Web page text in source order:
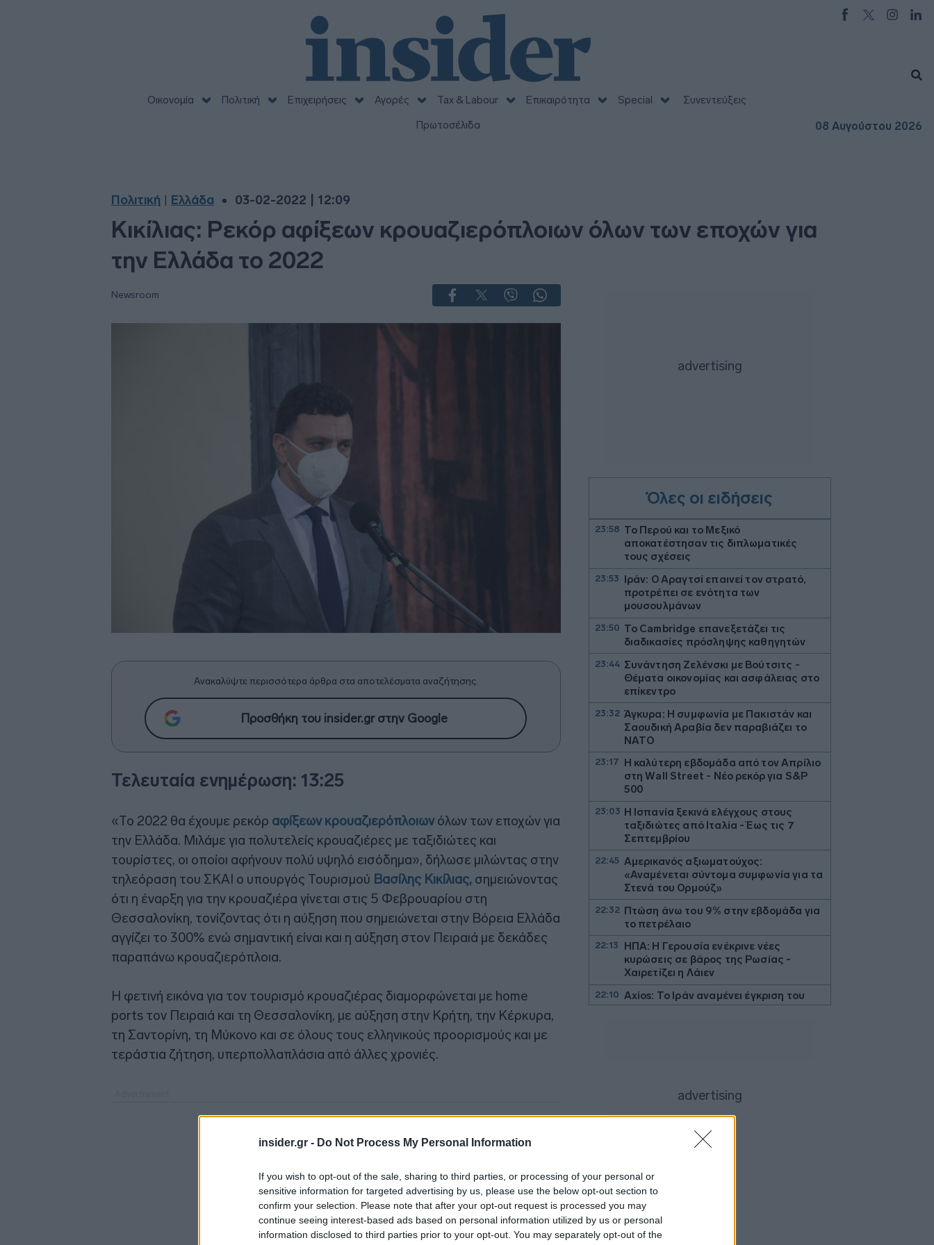
insider.gr - Do Not Process My Personal Information
If you wish to opt-out of the sale, sharing to third parties, or processing of your personal or
sensitive information for targeted advertising by us, please use the below opt-out section to
confirm your selection. Please note that after your opt-out request is processed you may
continue seeing interest-based ads based on personal information utilized by us or personal
information disclosed to third parties prior to your opt-out. You may separately opt-out of the
Οικονομία Πολιτική Επιχειρήσεις Αγορές Tax & Labour Επικαιρότητα Special
Συνεντεύξεις
Πρωτοσέλιδα
08 Αυγούστου 2026
Πολιτική Ελλάδα 03-02-2022 | 12:09
Κικίλιας: Ρεκόρ αφίξεων κρουαζιερόπλοιων όλων των εποχών για
την Ελλάδα το 2022
Newsroom
Ανακαλύψτε περισσότερα άρθρα στα αποτελέσματα αναζήτησης.
Προσθήκη του insider.gr στην Google
Τελευταία ενημέρωση: 13:25
«Το 2022 θα έχουμε ρεκόρ αφίξεων κρουαζιερόπλοιωνόλων των εποχών για
την Ελλάδα. Μιλάμε για πολυτελείς κρουαζιέρες με ταξιδιώτες και
τουρίστες, οι οποίοι αφήνουν πολύ υψηλό εισόδημα», δήλωσε μιλώντας στην
τηλεόραση του ΣΚΑΙ ο υπουργός Τουρισμού Βασίλης Κικίλιας, σημειώνοντας
ότι η έναρξη για την κρουαζιέρα γίνεται στις 5 Φεβρουαρίου στη
Θεσσαλονίκη, τονίζοντας ότι η αύξηση που σημειώνεται στην Βόρεια Ελλάδα
αγγίζει το 300% ενώ σημαντική είναι και η αύξηση στον Πειραιά με δεκάδες
παραπάνω κρουαζιερόπλοια.
Η φετινή εικόνα για τον τουρισμό κρουαζιέρας διαμορφώνεται με home
ports τον Πειραιά και τη Θεσσαλονίκη, με αύξηση στην Κρήτη, την Κέρκυρα,
τη Σαντορίνη, τη Μύκονο και σε όλους τους ελληνικούς προορισμούς και με
τεράστια ζήτηση, υπερπολλαπλάσια από άλλες χρονιές.
Όλες οι ειδήσεις
23:58 Το Περού και το Μεξικό
αποκατέστησαν τις διπλωματικές
τους σχέσεις
23:53 Ιράν: Ο Αραγτσί επαινεί τον στρατό,
προτρέπει σε ενότητα των
μουσουλμάνων
23:50 Το Cambridge επανεξετάζει τις
διαδικασίες πρόσληψης καθηγητών
23:44 Συνάντηση Ζελένσκι με Βούτσιτς -
Θέματα οικονομίας και ασφάλειας στο
επίκεντρο
23:32 Άγκυρα: Η συμφωνία με Πακιστάν και
Σαουδική Αραβία δεν παραβιάζει το
ΝΑΤΟ
23:17 Η καλύτερη εβδομάδα από τον Απρίλιο
στη Wall Street - Νέο ρεκόρ για S&P
500
23:03 Η Ισπανία ξεκινά ελέγχους στους
ταξιδιώτες από Ιταλία - Έως τις 7
Σεπτεμβρίου
22:45 Αμερικανός αξιωματούχος:
«Αναμένεται σύντομα συμφωνία για τα
Στενά του Ορμούζ»
22:32 Πτώση άνω του 9% στην εβδομάδα για
το πετρέλαιο
22:13
ΗΠΑ: Η Γερουσία ενέκρινε νέες
κυρώσεις σε βάρος της Ρωσίας -
Χαιρετίζει η Λάιεν
22:10 Axios: Το Ιράν αναμένει έγκριση του
Συμβουλίου Ασφαλείας για τη
21:46 ΔΕΘ - HELEXPO: Αναρτήθηκε ο
διαγωνισμός για την ανάπλαση των
204,6 εκατ. ευρώ
οικονομική ανάλυση με πολιτική
προπαγάνδα»
21:27
Υπ. Παιδείας: 3,35 εκατ. ευρώ στο
Πανεπιστήμιο Κρήτης για το
στεγαστικό επίδομα των φοιτητών